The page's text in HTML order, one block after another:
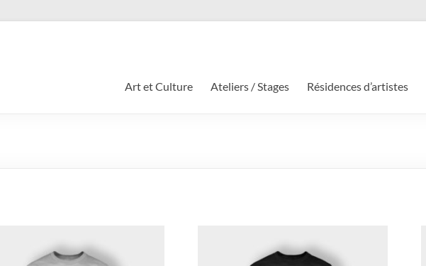
Art et Culture Ateliers / Stages Résidences d’artistes